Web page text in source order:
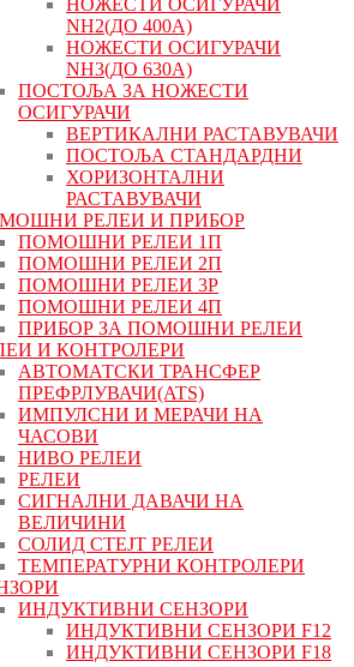
NH2(ДО 400А)
НОЖЕСТИ ОСИГУРАЧИ
NH3(ДО 630А)
ПОСТОЉА ЗА НОЖЕСТИ
ОСИГУРАЧИ
ВЕРТИКАЛНИ РАСТАВУВАЧИ
ПОСТОЉА СТАНДАРДНИ
ХОРИЗОНТАЛНИ
РАСТАВУВАЧИ
РЕЛЕИ И ПРИБОР
ПОМОШНИ РЕЛЕИ 1П
ПОМОШНИ РЕЛЕИ 2П
ПОМОШНИ РЕЛЕИ 3P
ПОМОШНИ РЕЛЕИ 4П
ПРИБОР ЗА ПОМОШНИ РЕЛЕИ
И КОНТРОЛЕРИ
АВТОМАТСКИ ТРАНСФЕР
ПРЕФРЛУВАЧИ(ATS)
ИМПУЛСНИ И МЕРАЧИ НА
ЧАСОВИ
НИВО РЕЛЕИ
РЕЛЕИ
СИГНАЛНИ ДАВАЧИ НА
ВЕЛИЧИНИ
СОЛИД СТЕЈТ РЕЛЕИ
ТЕМПЕРАТУРНИ КОНТРОЛЕРИ
ИНДУКТИВНИ СЕНЗОРИ
ИНДУКТИВНИ СЕНЗОРИ F12
ИНДУКТИВНИ СЕНЗОРИ F18